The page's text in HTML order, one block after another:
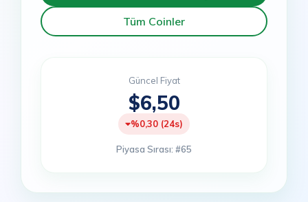
Tüm Coinler
Güncel Fiyat
$6,50
%0,30 (24s)
Piyasa Sırası: #65